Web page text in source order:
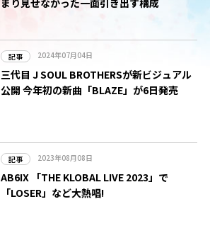
まり見せなかった一面引き出す構成
記事 2024年07月04日
三代目 J SOUL BROTHERSが新ビジュアル
公開 今年初の新曲「BLAZE」が6日発売
記事 2023年08月08日
AB6IX 「THE KLOBAL LIVE 2023」で
「LOSER」など大熱唱!